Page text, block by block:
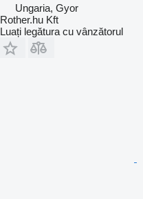
Ungaria, Gyor
Rother.hu Kft
Luați legătura cu vânzătorul